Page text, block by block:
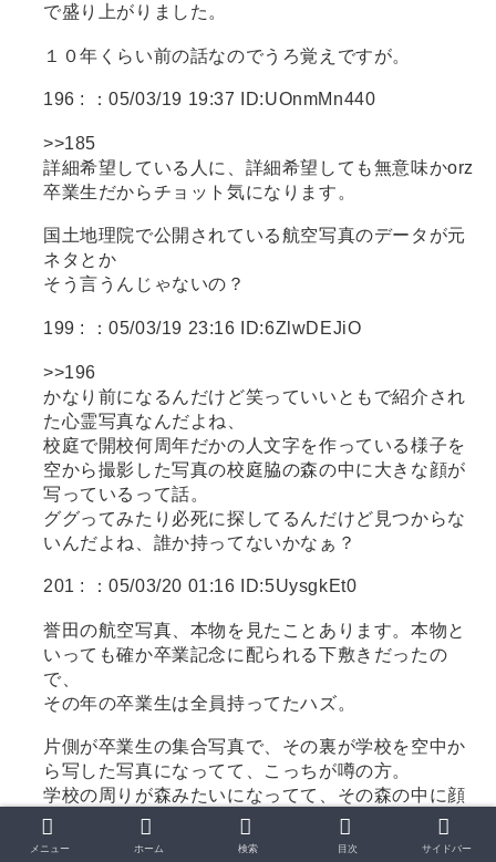
で盛り上がりました。
１０年くらい前の話なのでうろ覚えですが。
196 : ：05/03/19 19:37 ID:UOnmMn440
>>185
詳細希望している人に、詳細希望しても無意味かorz
卒業生だからチョット気になります。
国土地理院で公開されている航空写真のデータが元
ネタとか
そう言うんじゃないの？
199 : ：05/03/19 23:16 ID:6ZlwDEJiO
>>196
かなり前になるんだけど笑っていいともで紹介され
た心霊写真なんだよね、
校庭で開校何周年だかの人文字を作っている様子を
空から撮影した写真の校庭脇の森の中に大きな顔が
写っているって話。
ググってみたり必死に探してるんだけど見つからな
いんだよね、誰か持ってないかなぁ？
201 : ：05/03/20 01:16 ID:5UysgkEt0
誉田の航空写真、本物を見たことあります。本物と
いっても確か卒業記念に配られる下敷きだったの
で、
その年の卒業生は全員持ってたハズ。
片側が卒業生の集合写真で、その裏が学校を空中か
ら写した写真になってて、こっちが噂の方。
学校の周りが森みたいになってて、その森の中に顔
っていうか首が浮いてるように見えた。
下敷きのサイズはＡ４ぐらいでその首はゴマくらい
メニュー ホーム 検索 目次 サイドバー